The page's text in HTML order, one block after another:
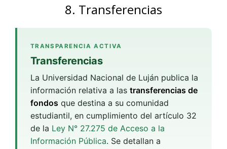
8. Transferencias
TRANSPARENCIA ACTIVA
Transferencias
La Universidad Nacional de Luján publica la
información relativa a las transferencias de
fondos que destina a su comunidad
estudiantil, en cumplimiento del artículo 32
de la Ley N° 27.275 de Acceso a la
Información Pública. Se detallan a